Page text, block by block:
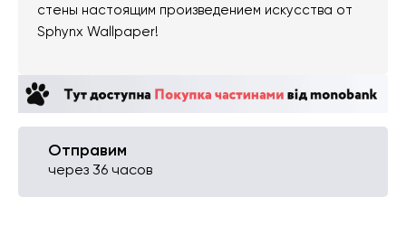
стены настоящим произведением искусства от
Sphynx Wallpaper!
Отправим
через 36 часов